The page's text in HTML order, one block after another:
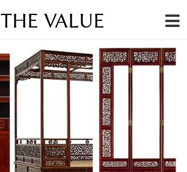
THE VALUE